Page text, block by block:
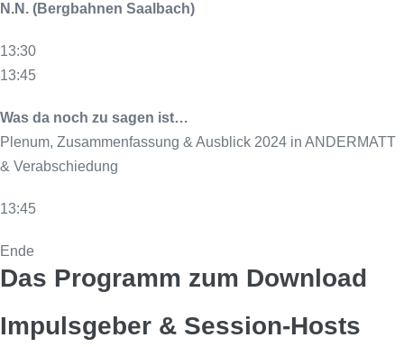
N.N. (Bergbahnen Saalbach)
13:30
13:45
Was da noch zu sagen ist…
Plenum, Zusammenfassung & Ausblick 2024 in ANDERMATT
& Verabschiedung
13:45
Ende
Das Programm zum Download
Impulsgeber & Session-Hosts